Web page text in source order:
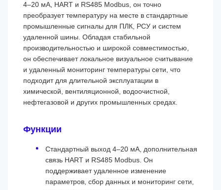
4–20 мА, HART и RS485 Modbus, он точно
преобразует температуру на месте в стандартные
промышленные сигналы для ПЛК, РСУ и систем
удаленной шины. Обладая стабильной
производительностью и широкой совместимостью,
он обеспечивает локальное визуальное считывание
и удаленный мониторинг температуры сети, что
подходит для длительной эксплуатации в
химической, вентиляционной, водоочистной,
нефтегазовой и других промышленных средах.
Функции
Стандартный выход 4–20 мА, дополнительная
связь HART и RS485 Modbus. Он
поддерживает удаленное изменение
параметров, сбор данных и мониторинг сети,